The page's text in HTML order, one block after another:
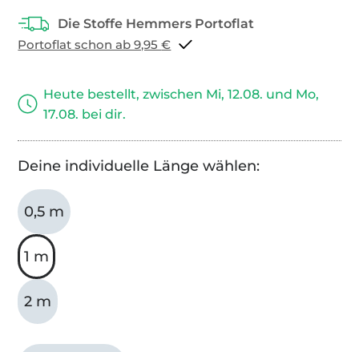
Portoflat schon ab 9,95 €
Heute bestellt, zwischen Mi, 12.08. und Mo,
17.08. bei dir.
Deine individuelle Länge wählen:
0,5 m
1 m
2 m